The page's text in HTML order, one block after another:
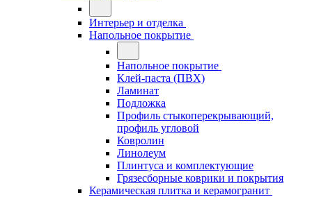
Интерьер и отделка
Напольное покрытие
Напольное покрытие
Клей-паста (ПВХ)
Ламинат
Подложка
Профиль стыкоперекрывающий,
профиль угловой
Ковролин
Линолеум
Плинтуса и комплектующие
Грязесборные коврики и покрытия
Керамическая плитка и керамогранит